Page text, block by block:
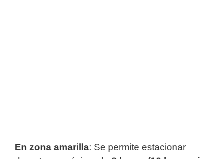
En zona amarilla: Se permite estacionar